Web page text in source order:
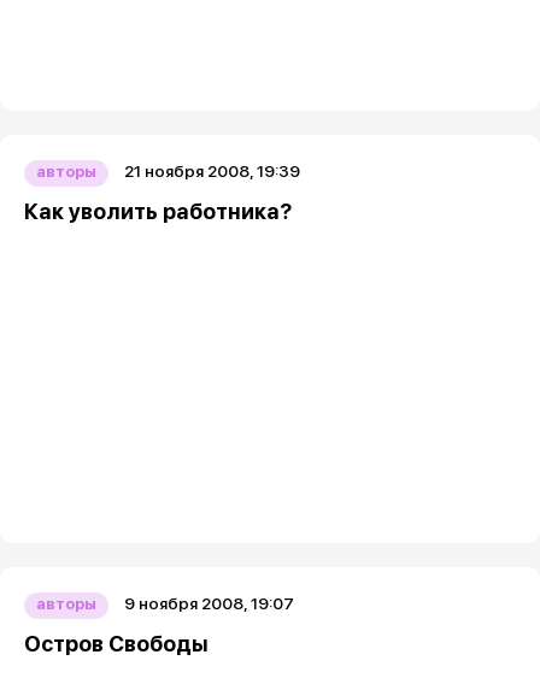
авторы 21 ноября 2008, 19:39
Как уволить работника?
авторы 9 ноября 2008, 19:07
Остров Свободы